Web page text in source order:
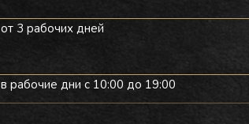
от 3 рабочих дней
в рабочие дни с 10:00 до 19:00